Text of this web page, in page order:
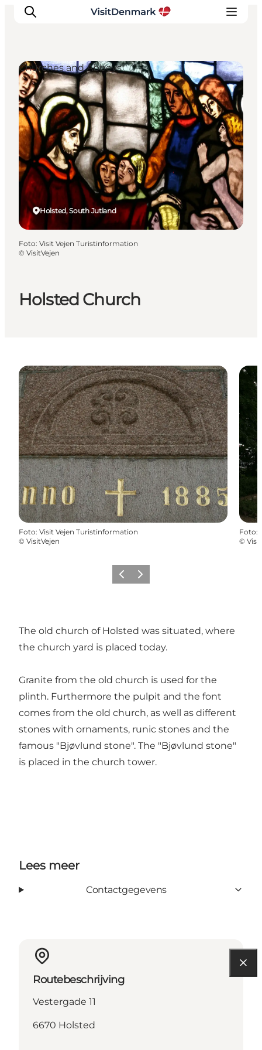
Inspiratie
Bestemmingen
Wat te doen
Accommodaties
Plan je reis
Holsted Church
Holsted, South Jutland
Churches and Abbeys
Foto: Visit Vejen Turistinformation
© VisitVejen
Foto: Visit Vejen Turistinformation
© VisitVejen
Foto:
©
Vorige Volgende
The old church of Holsted was situated, where
the church yard is placed today.
Granite from the old church is used for the
plinth. Furthermore the pulpit and the font
comes from the old church, as well as different
stones with ornaments, runic stones and the
famous "Bjøvlund stone". The "Bjøvlund stone"
is placed in the church tower.
Lees meer
Contactgegevens
Routebeschrijving
Vestergade 11
6670 Holsted